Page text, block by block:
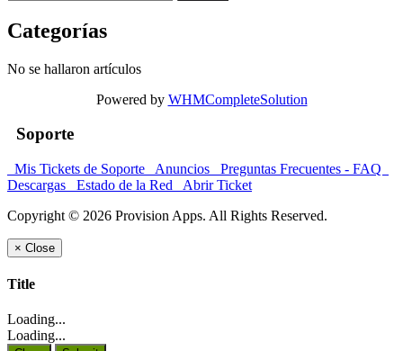
Categorías
No se hallaron artículos
Powered by WHMCompleteSolution
Soporte
Mis Tickets de Soporte Anuncios
Preguntas Frecuentes - FAQ
Descargas
Estado de la Red
Abrir Ticket
Copyright © 2026 Provision Apps. All Rights Reserved.
× Close
Title
Loading...
Loading...